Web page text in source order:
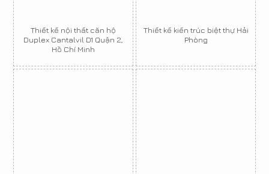
Thiết kế nội thất căn hộ
Duplex Cantalvil D1 Quận 2,
Hồ Chí Minh
Thiết kế kiến trúc biệt thự Hải
Phòng